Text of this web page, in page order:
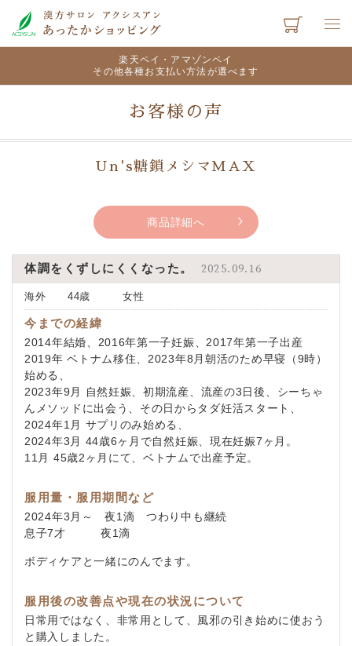
楽天ペイ・アマゾンペイ
その他各種お支払い方法が選べます
お客様の声
Un's糖鎖メシマMAX
商品詳細へ
体調をくずしにくくなった。 2025.09.16
海外 44歳 女性
今までの経緯
2014年結婚、2016年第一子妊娠、2017年第一子出産
2019年 ベトナム移住、2023年8月朝活のため早寝（9時）
始める、
2023年9月 自然妊娠、初期流産、流産の3日後、シーちゃ
んメソッドに出会う、その日からタダ妊活スタート、
2024年1月 サプリのみ始める、
2024年3月 44歳6ヶ月で自然妊娠、現在妊娠7ヶ月。
11月 45歳2ヶ月にて、ベトナムで出産予定。
服用量・服用期間など
2024年3月～ 夜1滴 つわり中も継続
息子7才 夜1滴
ボディケアと一緒にのんでます。
服用後の改善点や現在の状況について
日常用ではなく、非常用として、風邪の引き始めに使おう
と購入しました。